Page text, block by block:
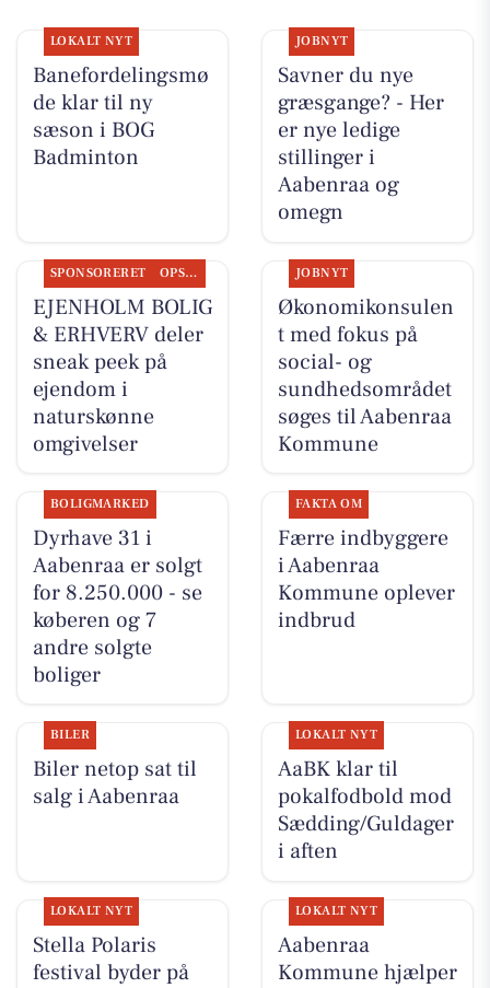
LOKALT NYT
Banefordelingsmø
de klar til ny
sæson i BOG
Badminton
JOBNYT
Savner du nye
græsgange? - Her
er nye ledige
stillinger i
Aabenraa og
omegn
SPONSORERET OPSLAGSTAVLEN
EJENHOLM BOLIG
& ERHVERV deler
sneak peek på
ejendom i
naturskønne
omgivelser
JOBNYT
Økonomikonsulen
t med fokus på
social- og
sundhedsområdet
søges til Aabenraa
Kommune
BOLIGMARKED
Dyrhave 31 i
Aabenraa er solgt
for 8.250.000 - se
køberen og 7
andre solgte
boliger
FAKTA OM
Færre indbyggere
i Aabenraa
Kommune oplever
indbrud
BILER
Biler netop sat til
salg i Aabenraa
LOKALT NYT
AaBK klar til
pokalfodbold mod
Sædding/Guldager
i aften
LOKALT NYT
Stella Polaris
festival byder på
LOKALT NYT
Aabenraa
Kommune hjælper